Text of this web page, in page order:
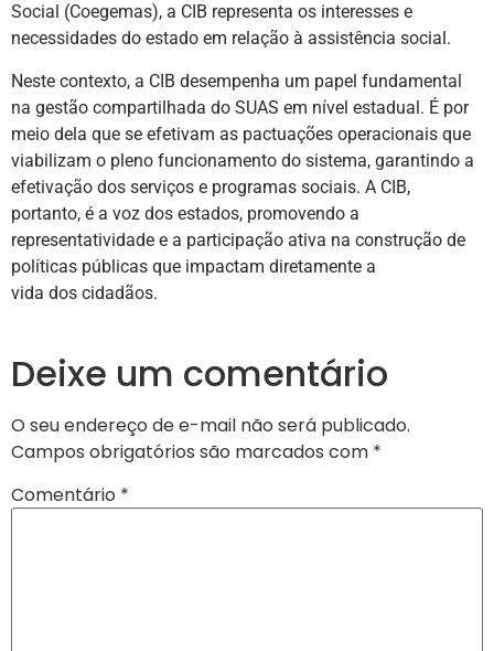
Social (Coegemas), a CIB representa os interesses e
necessidades do estado em relação à assistência social.
Neste contexto, a CIB desempenha um papel fundamental
na gestão compartilhada do SUAS em nível estadual. É por
meio dela que se efetivam as pactuações operacionais que
viabilizam o pleno funcionamento do sistema, garantindo a
efetivação dos serviços e programas sociais. A CIB,
portanto, é a voz dos estados, promovendo a
representatividade e a participação ativa na construção de
políticas públicas que impactam diretamente a
vida dos cidadãos.
Deixe um comentário
O seu endereço de e-mail não será publicado.
Campos obrigatórios são marcados com *
Comentário *